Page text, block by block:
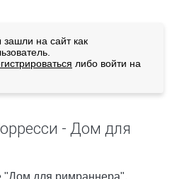
на сайт как
либо войти на
- Дом для
"Дом для римраннера",